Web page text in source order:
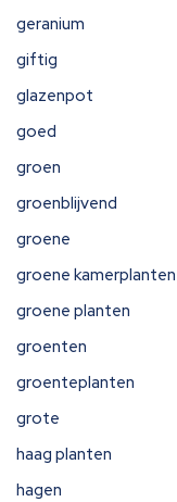
geranium
giftig
glazenpot
goed
groen
groenblijvend
groene
groene kamerplanten
groene planten
groenten
groenteplanten
grote
haag planten
hagen